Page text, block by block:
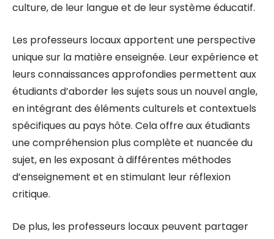
culture, de leur langue et de leur système éducatif.
Les professeurs locaux apportent une perspective
unique sur la matière enseignée. Leur expérience et
leurs connaissances approfondies permettent aux
étudiants d’aborder les sujets sous un nouvel angle,
en intégrant des éléments culturels et contextuels
spécifiques au pays hôte. Cela offre aux étudiants
une compréhension plus complète et nuancée du
sujet, en les exposant à différentes méthodes
d’enseignement et en stimulant leur réflexion
critique.
De plus, les professeurs locaux peuvent partager